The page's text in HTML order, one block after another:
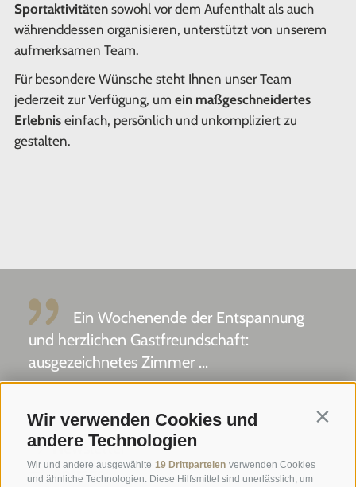
Wir verwenden Cookies und
andere Technologien
Wir und andere ausgewählte 19 Drittparteien verwenden Cookies
und ähnliche Technologien. Diese Hilfsmittel sind unerlässlich, um
Sportaktivitätensowohl vor dem Aufenthalt als auch
währenddessen organisieren, unterstützt von unserem
aufmerksamen Team.
Für besondere Wünsche steht Ihnen unser Team
jederzeit zur Verfügung, um ein maßgeschneidertes
Erlebniseinfach, persönlich und unkompliziert zu
gestalten.
Ein Wochenende der Entspannung
und herzlichen Gastfreundschaft:
ausgezeichnetes Zimmer ...
Newsletter
Anfrage